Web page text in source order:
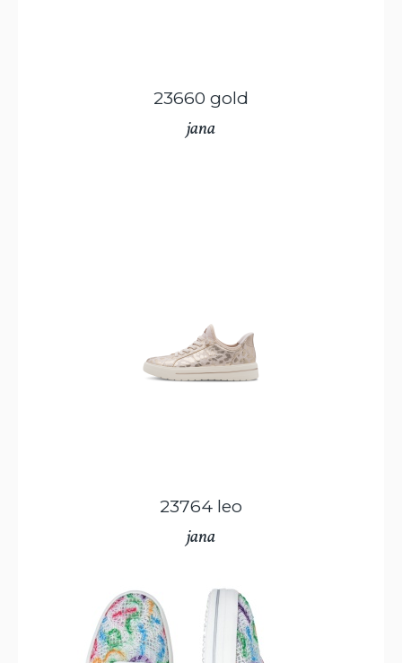
23660 gold
jana
23764 leo
jana